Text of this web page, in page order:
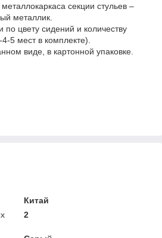
секции стульев –
металлик.
цвету сидений и количеству
5 мест в комплекте).
виде, в картонной упаковке.
Китай
2